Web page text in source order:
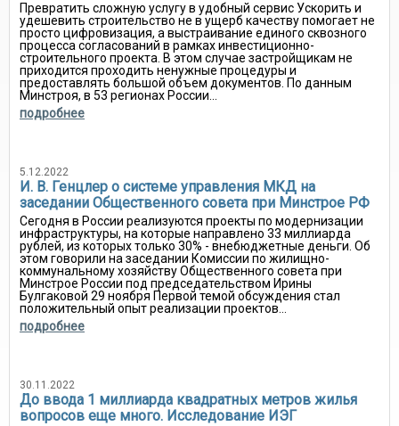
Превратить сложную услугу в удобный сервис Ускорить и
удешевить строительство не в ущерб качеству помогает не
просто цифровизация, а выстраивание единого сквозного
процесса согласований в рамках инвестиционно-
строительного проекта. В этом случае застройщикам не
приходится проходить ненужные процедуры и
предоставлять большой объем документов. По данным
Минстроя, в 53 регионах России...
подробнее
5.12.2022
И. В. Генцлер о системе управления МКД на
заседании Общественного совета при Минстрое РФ
Сегодня в России реализуются проекты по модернизации
инфраструктуры, на которые направлено 33 миллиарда
рублей, из которых только 30% - внебюджетные деньги. Об
этом говорили на заседании Комиссии по жилищно-
коммунальному хозяйству Общественного совета при
Минстрое России под председательством Ирины
Булгаковой 29 ноября Первой темой обсуждения стал
положительный опыт реализации проектов...
подробнее
30.11.2022
До ввода 1 миллиарда квадратных метров жилья
вопросов еще много. Исследование ИЭГ